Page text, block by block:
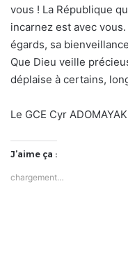
vous ! La République
incarnez est avec
égards, sa
Que Dieu veille
déplaise à certains,
Le GCE Cyr
J’aime ça :
chargement…